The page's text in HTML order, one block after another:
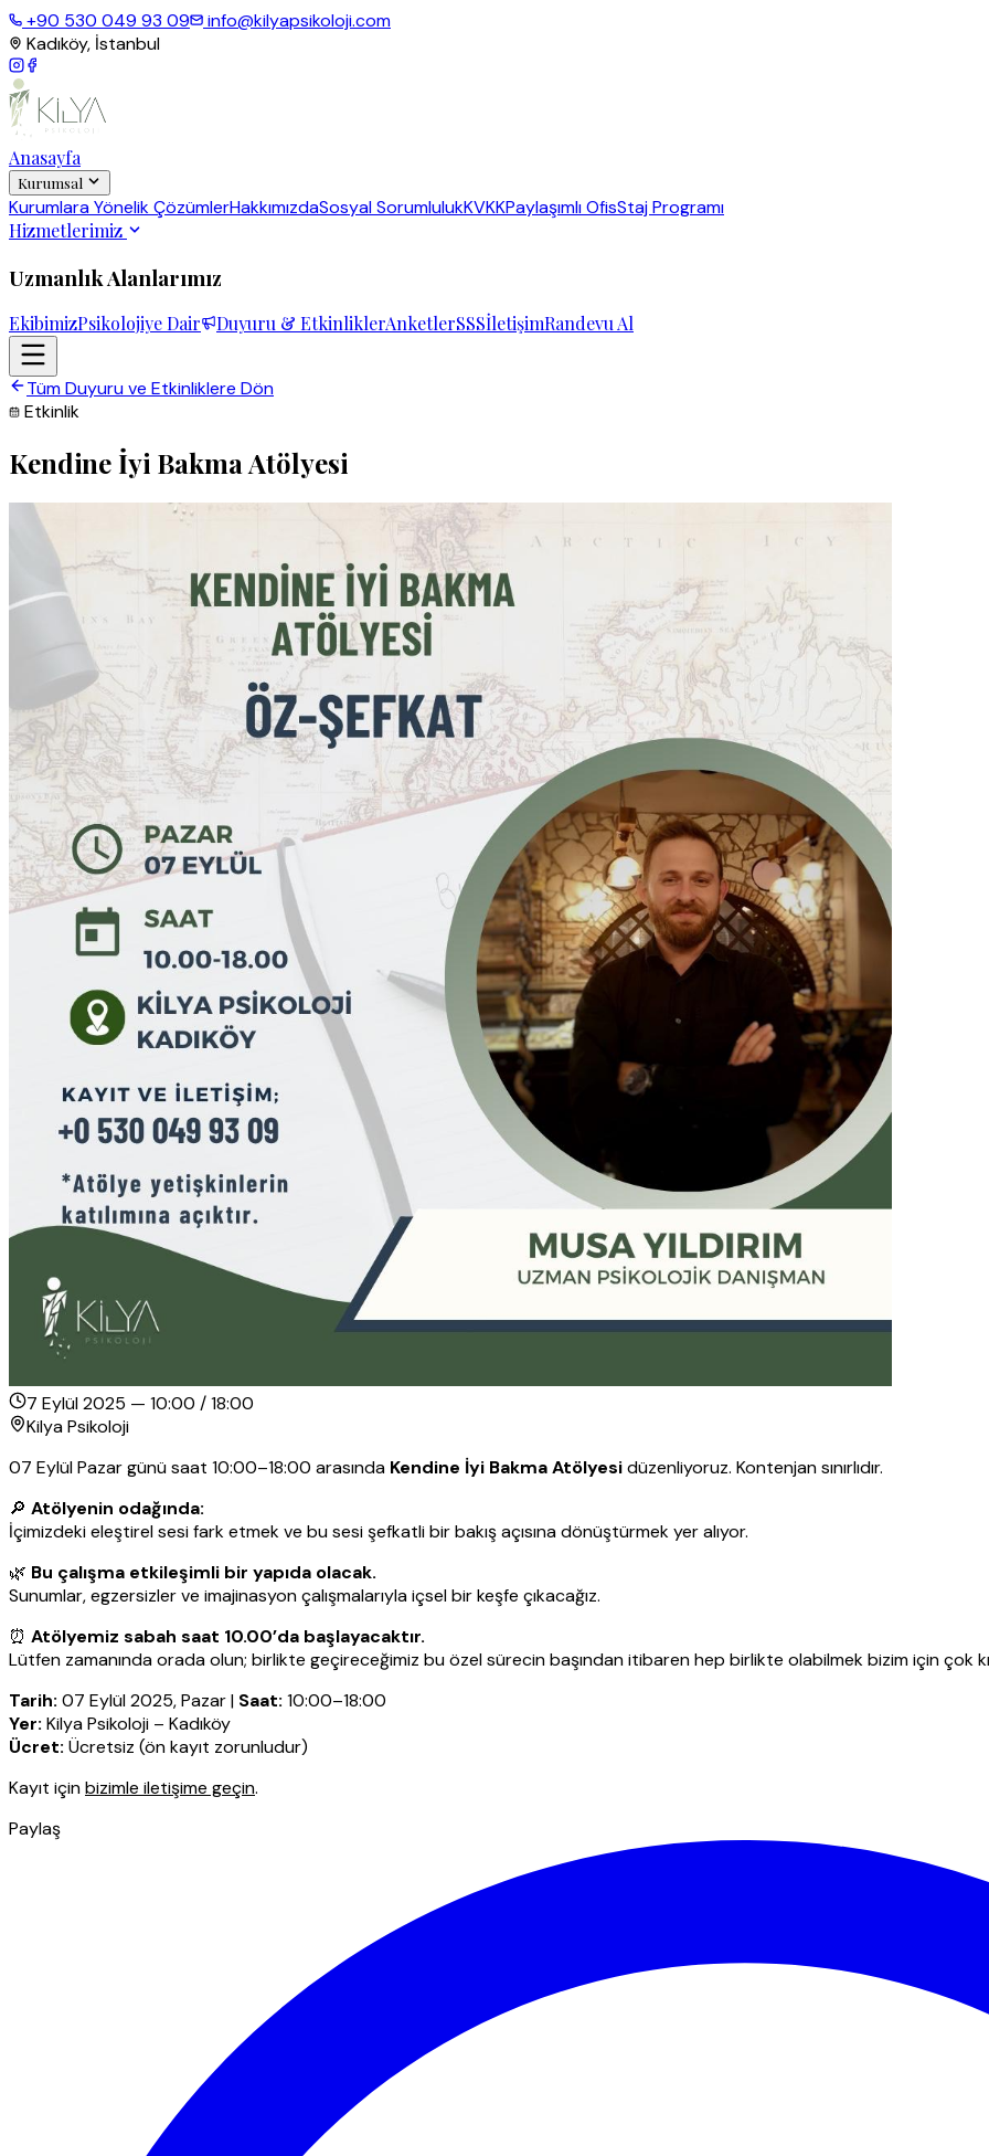
+90 530 049 93 09
info@kilyapsikoloji.com
Kadıköy, İstanbul
Anasayfa
Kurumsal
Kurumlara Yönelik ÇözümlerHakkımızdaSosyal SorumlulukKVKKPaylaşımlı OfisStaj Programı
Hizmetlerimiz
Uzmanlık Alanlarımız
EkibimizPsikolojiye Dair Duyuru & EtkinliklerAnketlerSSSİletişimRandevu Al
Tüm Duyuru ve Etkinliklere Dön
Etkinlik
Kendine İyi Bakma Atölyesi
7 Eylül 2025 — 10:00 /18:00
Kilya Psikoloji
07 Eylül Pazar günü saat 10:00–18:00 arasında Kendine İyi Bakma Atölyesidüzenliyoruz. Kontenjan sınırlıdır.
🔎 Atölyenin odağında:
İçimizdeki eleştirel sesi fark etmek ve bu sesi şefkatli bir bakış açısına dönüştürmek yer alıyor.
🌿 Bu çalışma etkileşimli bir yapıda olacak.
Sunumlar, egzersizler ve imajinasyon çalışmalarıyla içsel bir keşfe çıkacağız.
⏰ Atölyemiz sabah saat 10.00’da başlayacaktır.
Lütfen zamanında orada olun; birlikte geçireceğimiz bu özel sürecin başından itibaren hep birlikte olabilmek bizim için çok
Tarih: 07 Eylül 2025, Pazar | Saat: 10:00–18:00
Yer: Kilya Psikoloji – Kadıköy
Ücret: Ücretsiz (ön kayıt zorunludur)
Kayıt içinbizimle iletişime geçin.
Paylaş